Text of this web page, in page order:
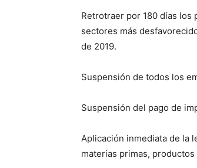
Retrotraer por 180 días
sectores más
de 2019.
Suspensión de todos los
Suspensión del pago de
Aplicación inmediata de la
materias primas,